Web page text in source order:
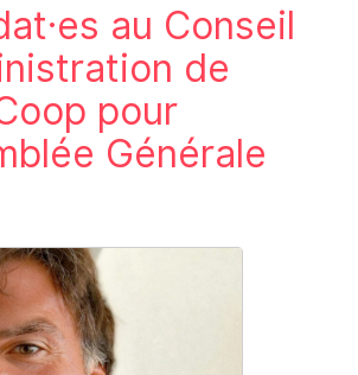
au Conseil
de
pour
Générale